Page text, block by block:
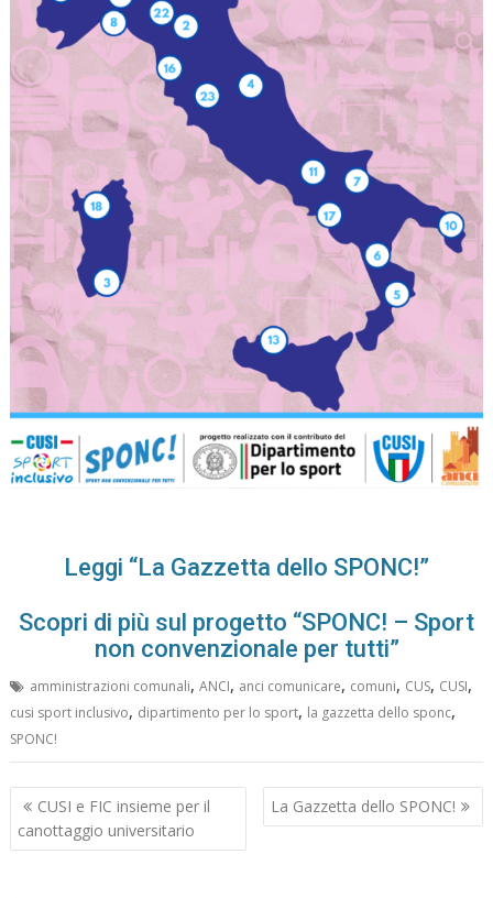
Leggi “La Gazzetta dello SPONC!”
Scopri di più sul progetto “SPONC! – Sport
non convenzionale per tutti”
amministrazioni comunali,ANCI, anci comunicare, comuni, CUS, CUSI,
cusi sport inclusivo, dipartimento per lo sport, la gazzetta dello sponc,
SPONC!
Navigazione
articoli
CUSI e FIC insieme per il
canottaggio universitario
La Gazzetta dello SPONC!